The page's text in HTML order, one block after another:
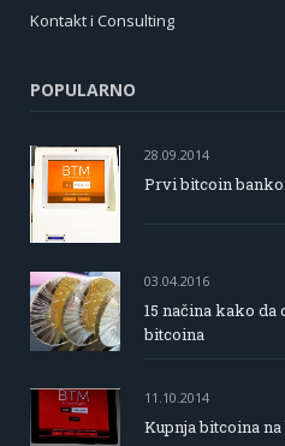
Kontakt i Consulting
POPULARNO
28.09.2014
Prvi bitcoin
03.04.2016
15 načina kako
bitcoina
11.10.2014
Kupnja bitcoina